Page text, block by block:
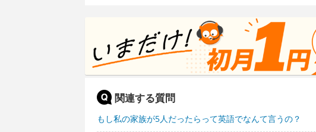
関連する質問
もし私の家族が5人だったらって英語でなんて言うの？